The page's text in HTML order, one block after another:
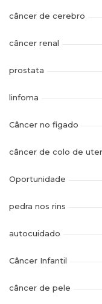
câncer de cerebro
câncer renal
prostata
linfoma
Câncer no figado
câncer de colo de
Oportunidade
pedra nos rins
autocuidado
Câncer Infantil
câncer de pele